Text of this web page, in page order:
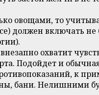
овощами, то
должен включать не
охватит
Подойдет и
к
бани. Нелишними